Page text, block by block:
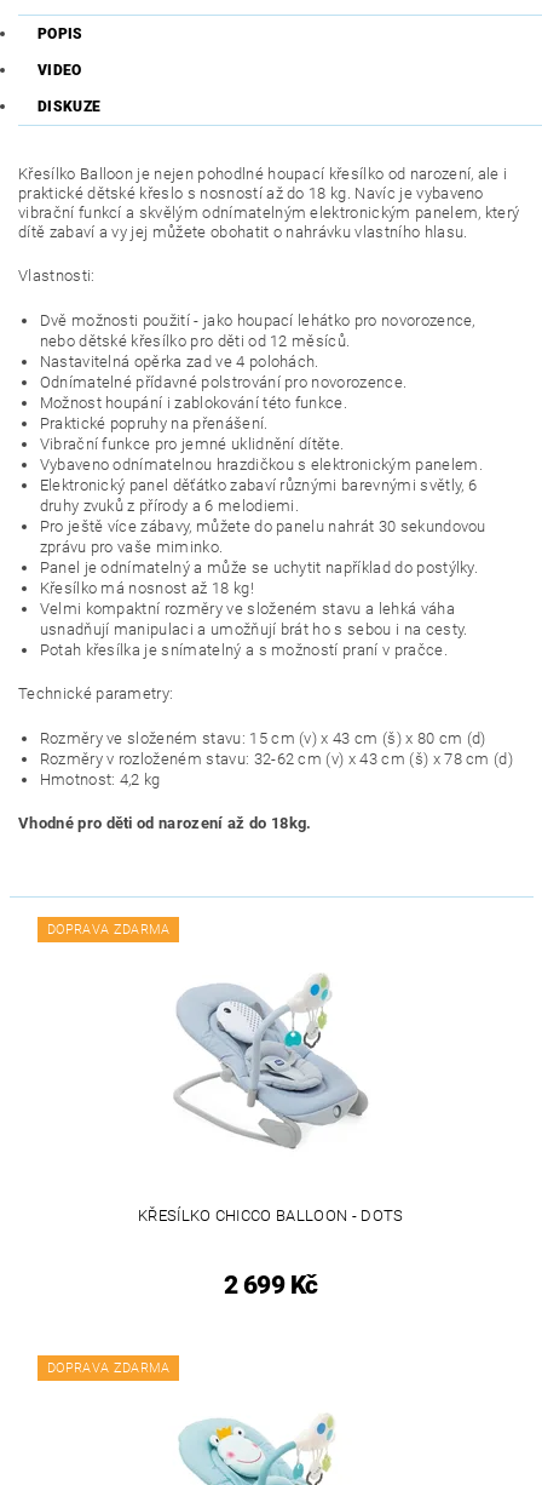
POPIS
VIDEO
DISKUZE
Křesílko Balloon je nejen pohodlné houpací křesílko od narození, ale i
praktické dětské křeslo s nosností až do 18 kg. Navíc je vybaveno
vibrační funkcí a skvělým odnímatelným elektronickým panelem, který
dítě zabaví a vy jej můžete obohatit o nahrávku vlastního hlasu.
Vlastnosti:
Dvě možnosti použití - jako houpací lehátko pro novorozence,
nebo dětské křesílko pro děti od 12 měsíců.
Nastavitelná opěrka zad ve 4 polohách.
Odnímatelné přídavné polstrování pro novorozence.
Možnost houpání i zablokování této funkce.
Praktické popruhy na přenášení.
Vibrační funkce pro jemné uklidnění dítěte.
Vybaveno odnímatelnou hrazdičkou s elektronickým panelem.
Elektronický panel děťátko zabaví různými barevnými světly, 6
druhy zvuků z přírody a 6 melodiemi.
Pro ještě více zábavy, můžete do panelu nahrát 30 sekundovou
zprávu pro vaše miminko.
Panel je odnímatelný a může se uchytit například do postýlky.
Křesílko má nosnost až 18 kg!
Velmi kompaktní rozměry ve složeném stavu a lehká váha
usnadňují manipulaci a umožňují brát ho s sebou i na cesty.
Potah křesílka je snímatelný a s možností praní v pračce.
Technické parametry:
Rozměry ve složeném stavu: 15 cm (v) x 43 cm (š) x 80 cm (d)
Rozměry v rozloženém stavu: 32-62 cm (v) x 43 cm (š) x 78 cm (d)
Hmotnost: 4,2 kg
Vhodné pro děti od narození až do 18kg.
DOPRAVA ZDARMA
KŘESÍLKO CHICCO BALLOON - DOTS
2 699 Kč
DOPRAVA ZDARMA